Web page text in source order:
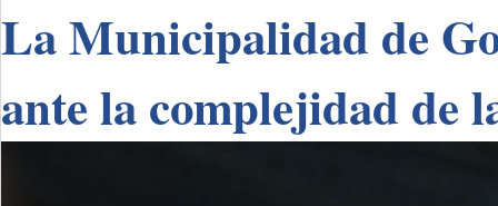
La Municipalidad de
ante la complejidad de